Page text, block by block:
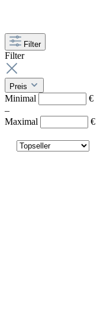
Filter
Filter
Preis
Minimal
€
–
Maximal
€